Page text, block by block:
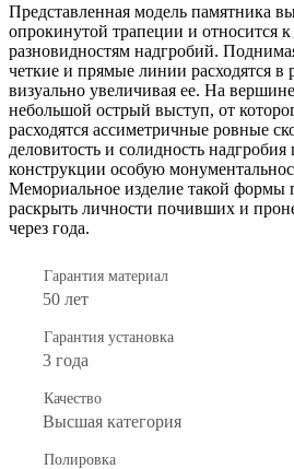
Представленная модель памятника
опрокинутой трапеции и относится
разновидностям надгробий.
четкие и прямые линии расходятся в
визуально увеличивая ее. На
небольшой острый выступ, от
расходятся ассиметричные ровные
деловитость и солидность
конструкции особую
Мемориальное изделие такой формы
раскрыть личности почивших и
через года.
Гарантия материал
50 лет
Гарантия установка
3 года
Качество
Высшая категория
Полировка